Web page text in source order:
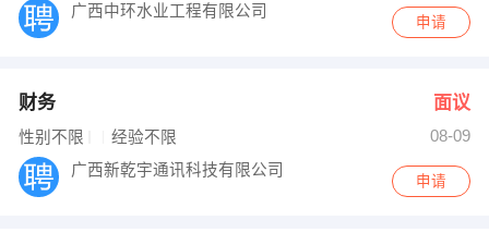
广西中环水业工程有限公司
申请
财务 面议
性别不限 经验不限
08-09
广西新乾宇通讯科技有限公司
申请